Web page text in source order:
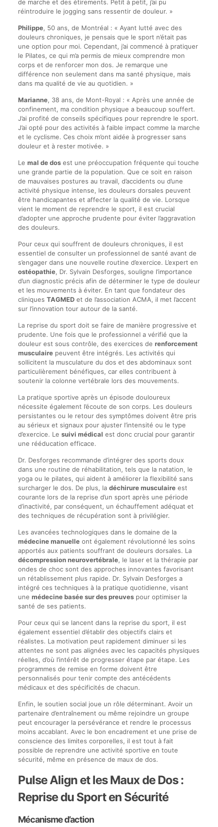
de marche et des étirements. Petit à petit, j’ai pu
réintroduire le jogging sans ressentir de douleur. »
Philippe, 50 ans, de Montréal : « Ayant lutté avec des
douleurs chroniques, je pensais que le sport n’était pas
une option pour moi. Cependant, j’ai commencé à pratiquer
le Pilates, ce qui m’a permis de mieux comprendre mon
corps et de renforcer mon dos. Je remarque une
différence non seulement dans ma santé physique, mais
dans ma qualité de vie au quotidien. »
Marianne, 38 ans, de Mont-Royal : « Après une année de
confinement, ma condition physique a beaucoup souffert.
J’ai profité de conseils spécifiques pour reprendre le sport.
J’ai opté pour des activités à faible impact comme la marche
et le cyclisme. Ces choix m’ont aidée à progresser sans
douleur et à rester motivée. »
Le mal de dosest une préoccupation fréquente qui touche
une grande partie de la population. Que ce soit en raison
de mauvaises postures au travail, d’accidents ou d’une
activité physique intense, les douleurs dorsales peuvent
être handicapantes et affecter la qualité de vie. Lorsque
vient le moment de reprendre le sport, il est crucial
d’adopter une approche prudente pour éviter l’aggravation
des douleurs.
Pour ceux qui souffrent de douleurs chroniques, il est
essentiel de consulter un professionnel de santé avant de
s’engager dans une nouvelle routine d’exercice. L’expert en
ostéopathie, Dr. Sylvain Desforges, souligne l’importance
d’un diagnostic précis afin de déterminer le type de douleur
et les mouvements à éviter. En tant que fondateur des
cliniques TAGMEDet de l’association ACMA, il met l’accent
sur l’innovation tour autour de la santé.
La reprise du sport doit se faire de manière progressive et
prudente. Une fois que le professionnel a vérifié que la
douleur est sous contrôle, des exercices de renforcement
musculairepeuvent être intégrés. Les activités qui
sollicitent la musculature du dos et des abdominaux sont
particulièrement bénéfiques, car elles contribuent à
soutenir la colonne vertébrale lors des mouvements.
La pratique sportive après un épisode douloureux
nécessite également l’écoute de son corps. Les douleurs
persistantes ou le retour des symptômes doivent être pris
au sérieux et signaux pour ajuster l’intensité ou le type
d’exercice. Le suivi médical est donc crucial pour garantir
une rééducation efficace.
Dr. Desforges recommande d’intégrer des sports doux
dans une routine de réhabilitation, tels que la natation, le
yoga ou le pilates, qui aident à améliorer la flexibilité sans
surcharger le dos. De plus, la déchirure musculaireest
courante lors de la reprise d’un sport après une période
d’inactivité, par conséquent, un échauffement adéquat et
des techniques de récupération sont à privilégier.
Les avancées technologiques dans le domaine de la
médecine manuelleont également révolutionné les soins
apportés aux patients souffrant de douleurs dorsales. La
décompression neurovertébrale, le laser et la thérapie par
ondes de choc sont des approches innovantes favorisant
un rétablissement plus rapide. Dr. Sylvain Desforges a
intégré ces techniques à la pratique quotidienne, visant
une médecine basée sur des preuvespour optimiser la
santé de ses patients.
Pour ceux qui se lancent dans la reprise du sport, il est
également essentiel d’établir des objectifs clairs et
réalistes. La motivation peut rapidement diminuer si les
attentes ne sont pas alignées avec les capacités physiques
réelles, d’où l’intérêt de progresser étape par étape. Les
programmes de remise en forme doivent être
personnalisés pour tenir compte des antécédents
médicaux et des spécificités de chacun.
Enfin, le soutien social joue un rôle déterminant. Avoir un
partenaire d’entraînement ou même rejoindre un groupe
peut encourager la persévérance et rendre le processus
moins accablant. Avec le bon encadrement et une prise de
conscience des limites corporelles, il est tout à fait
possible de reprendre une activité sportive en toute
sécurité, même en présence de maux de dos.
Pulse Align et les Maux de Dos :
Reprise du Sport en Sécurité
Mécanisme d’action